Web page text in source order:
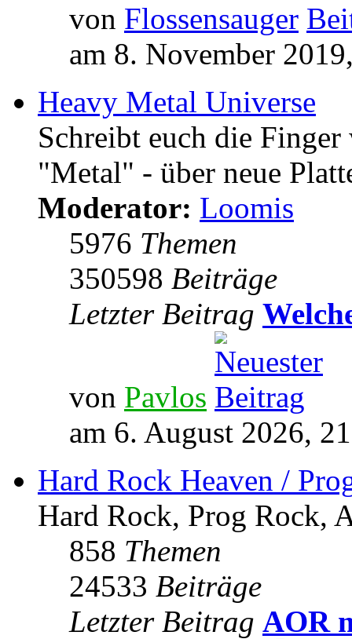
von Flossensauger
am 8. November
Heavy Metal Universe
Schreibt euch die
"Metal" - über neue
Moderator: Loomis
5976 Themen
350598 Beiträge
Letzter Beitrag
von Pavlos
am 6. August 2026,
Hard Rock Heaven /
Hard Rock, Prog Rock,
858 Themen
24533 Beiträge
Letzter Beitrag AOR